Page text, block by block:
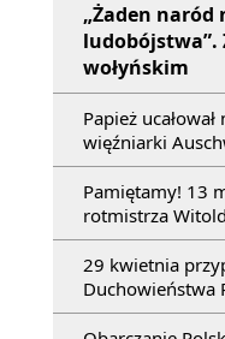
„Żaden naród
ludobójstwa”.
wołyńskim
Papież
więźniarki
Pamiętamy! 13
rotmistrza
29 kwietnia
Duchowieństwa